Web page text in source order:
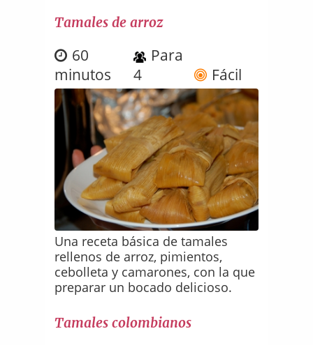
Tamales de arroz
60
minutos
Para
4
Fácil
Una receta básica de tamales
rellenos de arroz, pimientos,
cebolleta y camarones, con la que
preparar un bocado delicioso.
Tamales colombianos